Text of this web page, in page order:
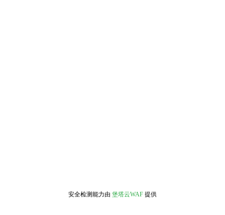
安全检测能力由 堡塔云WAF 提供